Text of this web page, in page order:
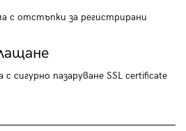
с отстъпки за регистрирани
с сигурно пазаруване SSL certificate